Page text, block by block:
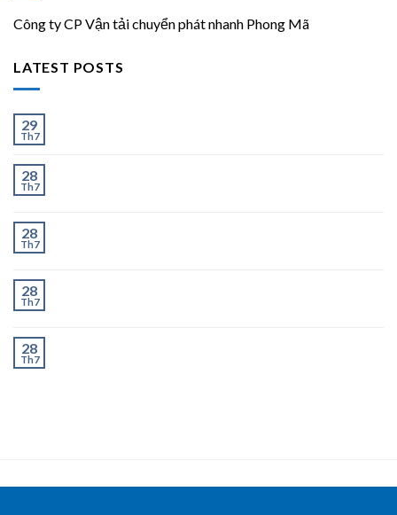
Công ty CP Vận tải chuyển phát nhanh Phong Mã
LATEST POSTS
29
Th7
28
Th7
28
Th7
28
Th7
28
Th7